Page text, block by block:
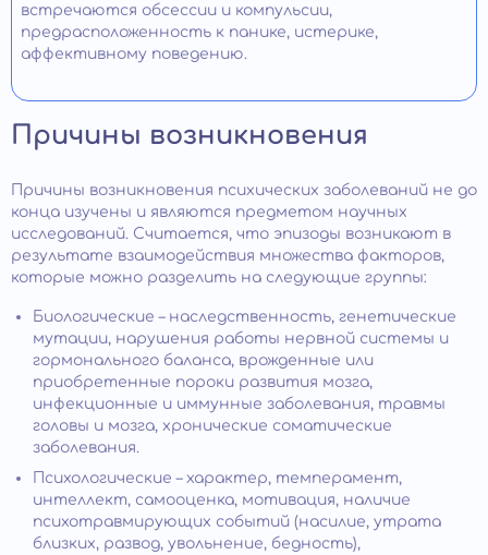
встречаются обсессии и компульсии,
предрасположенность к панике, истерике,
аффективному поведению.
Причины возникновения
Причины возникновения психических заболеваний не до
конца изучены и являются предметом научных
исследований. Считается, что эпизоды возникают в
результате взаимодействия множества факторов,
которые можно разделить на следующие группы:
Биологические – наследственность, генетические
мутации, нарушения работы нервной системы и
гормонального баланса, врожденные или
приобретенные пороки развития мозга,
инфекционные и иммунные заболевания, травмы
головы и мозга, хронические соматические
заболевания.
Психологические – характер, темперамент,
интеллект, самооценка, мотивация, наличие
психотравмирующих событий (насилие, утрата
близких, развод, увольнение, бедность),